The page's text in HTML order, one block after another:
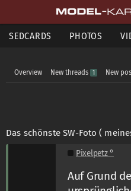
SEDCARDS PHOTOS
Overview New threads 1 New
Das schönste SW-Foto (
Pixelpetz °
Auf Grund